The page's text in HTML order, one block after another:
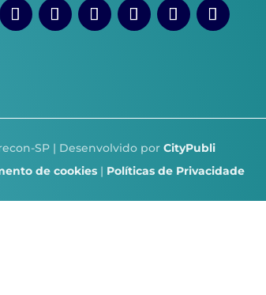
SP | Desenvolvido por CityPubli
de cookies| Políticas de Privacidade